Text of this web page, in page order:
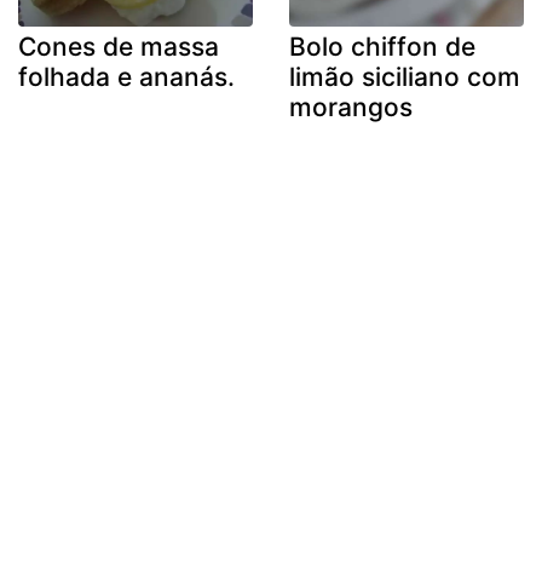
Cones de massa
folhada e ananás.
Bolo chiffon de
limão siciliano com
morangos